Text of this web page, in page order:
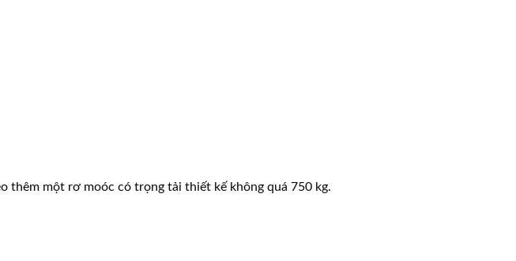
thêm một rơ moóc có trọng tải thiết kế không quá 750 kg.